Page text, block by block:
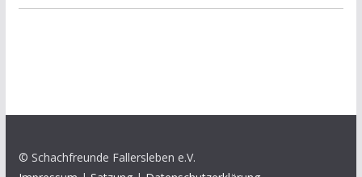
© Schachfreunde Fallersleben e.V.